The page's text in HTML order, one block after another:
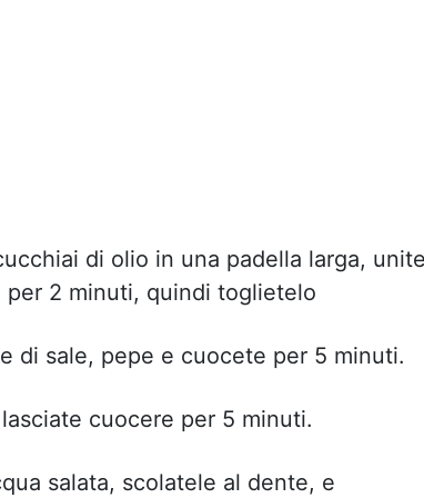
di olio in una padella larga,
per 2 minuti, quindi toglietelo
di sale, pepe e cuocete per 5 minuti.
cuocere per 5 minuti.
salata, scolatele al dente, e